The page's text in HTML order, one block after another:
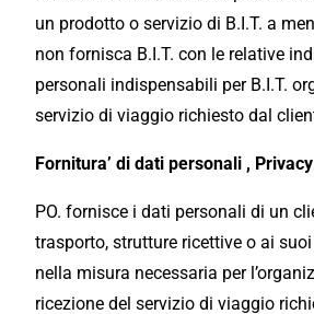
un prodotto o servizio di B.I.T. a
non fornisca B.I.T. con le relative
personali indispensabili per B.I.T.
servizio di viaggio richiesto dal
Fornitura’ di dati personali ,
PO. fornisce i dati personali di un
trasporto, strutture ricettive o ai
nella misura necessaria per
ricezione del servizio di viaggio